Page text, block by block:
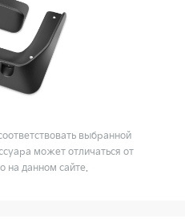
выбранной
может отличаться от
на данном сайте.